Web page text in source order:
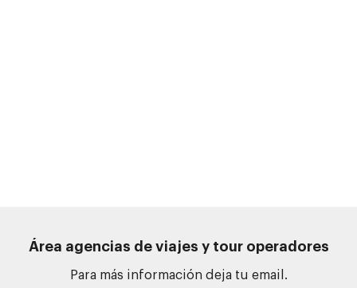
Área agencias de viajes y tour operadores
Para más información deja tu email.